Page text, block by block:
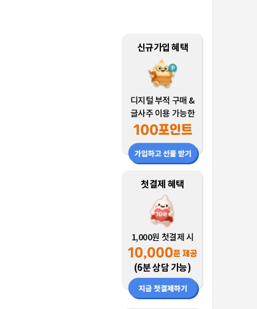
신규가입 혜택
디지털 부적 구매 &
글사주 이용 가능한
첫결제 혜택
1,000원 첫결제 시
(6분 상담 가능)